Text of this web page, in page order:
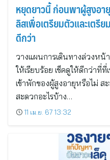
หยุดยาวนี้ ก่อนพาผู้สูงอา
ลิสเพื่อเตรียมตัวและเต
ดีกว่า
วางแผนการเดินทางล่วงหน้
ให้เรียบร้อย เช็คดูให้ดีกว่าที่
เข้าพักของผู้สูงอายุหรือไม่
สะดวกอะไรบ้าง…
11 เม.ย. 67 13:32